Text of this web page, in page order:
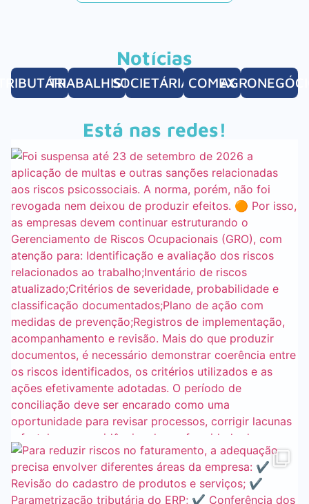
Notícias
TRABALHISTASSOCIETÁRIASCOMEX
Está nas redes!